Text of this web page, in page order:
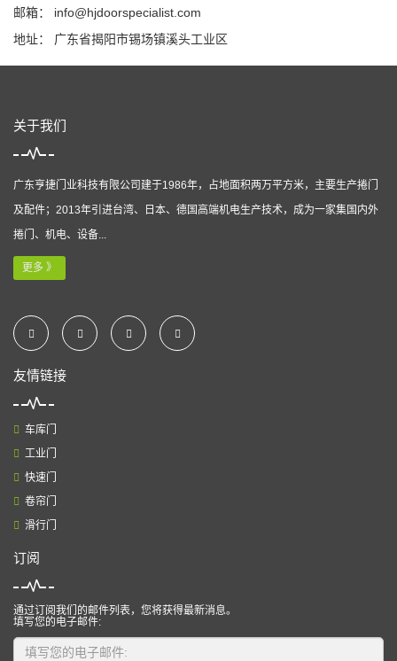
邮箱：
info@hjdoorspecialist.com
地址： 广东省揭阳市锡场镇溪头工业区
关于我们
广东亨捷门业科技有限公司建于1986年，占地面积两万平方米，主要生产捲门
及配件；2013年引进台湾、日本、德国高端机电生产技术，成为一家集国内外
捲门、机电、设备...
更多 》
友情链接
车库门
工业门
快速门
卷帘门
滑行门
订阅
通过订阅我们的邮件列表，您将获得最新消息。
填写您的电子邮件: